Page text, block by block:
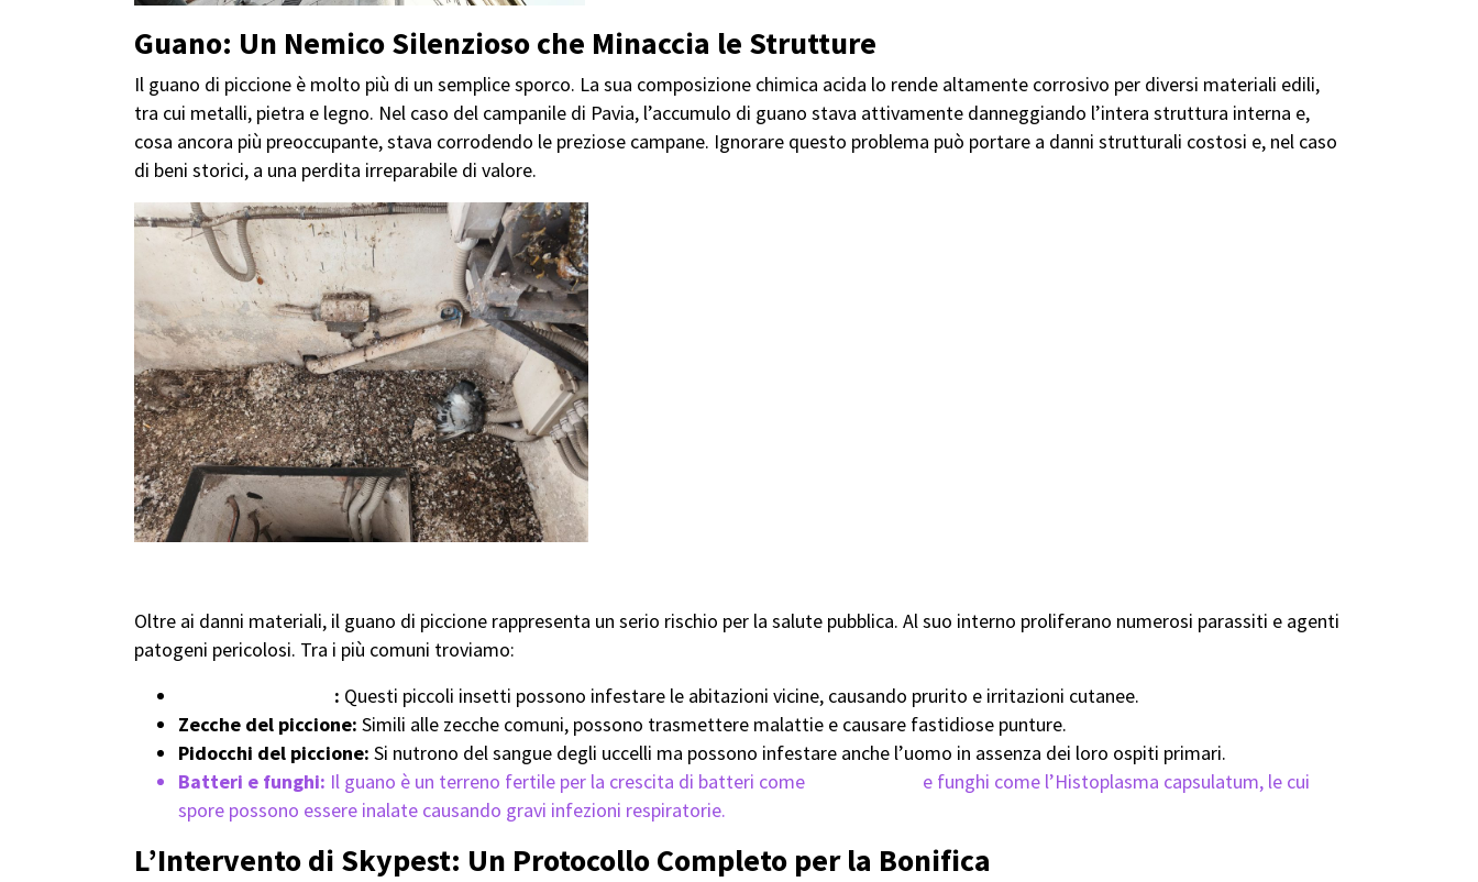
Guano: Un Nemico Silenzioso che Minaccia le Strutture
Il guano di piccione è molto più di un semplice sporco. La sua composizione chimica acida lo rende altamente corrosivo per diversi materiali edili,
tra cui metalli, pietra e legno. Nel caso del campanile di Pavia, l’accumulo di guano stava attivamente danneggiando l’intera struttura interna e,
cosa ancora più preoccupante, stava corrodendo le preziose campane. Ignorare questo problema può portare a danni strutturali costosi e, nel caso
di beni storici, a una perdita irreparabile di valore.
Oltre ai danni materiali, il guano di piccione rappresenta un serio rischio per la salute pubblica. Al suo interno proliferano numerosi parassiti e agenti
patogeni pericolosi. Tra i più comuni troviamo:
: Questi piccoli insetti possono infestare le abitazioni vicine, causando prurito e irritazioni cutanee.
Zecche del piccione: Simili alle zecche comuni, possono trasmettere malattie e causare fastidiose punture.
Pidocchi del piccione: Si nutrono del sangue degli uccelli ma possono infestare anche l’uomo in assenza dei loro ospiti primari.
Batteri e funghi: Il guano è un terreno fertile per la crescita di batteri come
e funghi come l’Histoplasma capsulatum, le cui
spore possono essere inalate causando gravi infezioni respiratorie.
L’Intervento di Skypest: Un Protocollo Completo per la Bonifica